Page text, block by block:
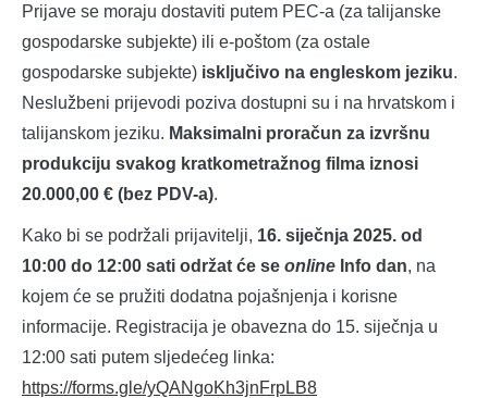
Prijave se moraju dostaviti putem PEC-a (za talijanske
gospodarske subjekte) ili e-poštom (za ostale
gospodarske subjekte) isključivo na engleskom jeziku.
Neslužbeni prijevodi poziva dostupni su i na hrvatskom i
talijanskom jeziku. Maksimalni proračun za izvršnu
produkciju svakog kratkometražnog filma iznosi
20.000,00 € (bez PDV-a).
Kako bi se podržali prijavitelji, 16. siječnja 2025. od
10:00 do 12:00 sati održat će se online Info dan, na
kojem će se pružiti dodatna pojašnjenja i korisne
informacije. Registracija je obavezna do 15. siječnja u
12:00 sati putem sljedećeg linka:
https://forms.gle/yQANgoKh3jnFrpLB8